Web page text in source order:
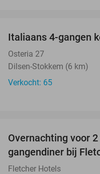
Italiaans 4-gangen
Osteria 27
Dilsen-Stokkem (6 km)
Verkocht: 65
Overnachting voor
gangendiner bij
Fletcher Hotels